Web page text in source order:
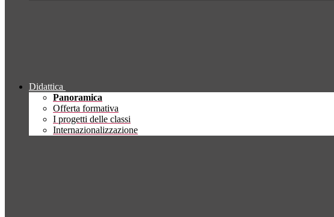
Didattica
Panoramica
Offerta formativa
I progetti delle classi
Internazionalizzazione